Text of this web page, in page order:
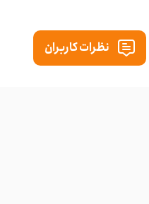
نظرات کاربران